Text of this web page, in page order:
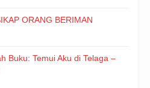
ORANG BERIMAN
Buku: Temui Aku di Telaga –